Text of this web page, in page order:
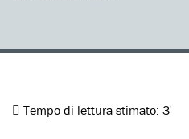
Tempo di lettura stimato: 3'